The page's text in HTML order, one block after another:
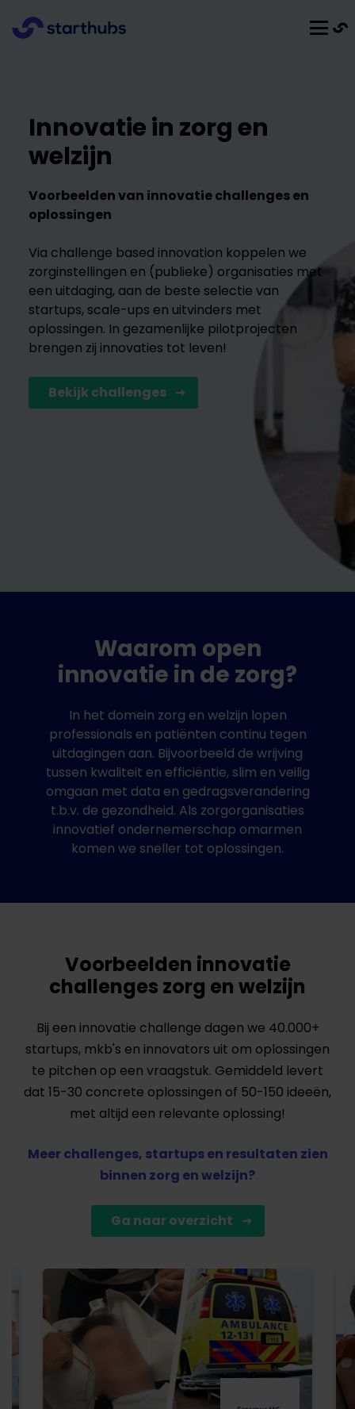
Innovatie in zorg en
welzijn
Voorbeelden van innovatie challenges en
oplossingen
Via challenge based innovation koppelen we
zorginstellingen en (publieke) organisaties met
een uitdaging, aan de beste selectie van
startups, scale-ups en uitvinders met
oplossingen. In gezamenlijke pilotprojecten
brengen zij innovaties tot leven!
Bekijk challenges
Waarom open
innovatie in de zorg?
In het domein zorg en welzijn lopen
professionals en patiënten continu tegen
uitdagingen aan. Bijvoorbeeld de wrijving
tussen kwaliteit en efficiëntie, slim en veilig
omgaan met data en gedragsverandering
t.b.v. de gezondheid. Als zorgorganisaties
innovatief ondernemerschap omarmen
komen we sneller tot oplossingen.
Voorbeelden innovatie
challenges zorg en welzijn
Bij een innovatie challenge dagen we 40.000+
startups, mkb's en innovators uit om oplossingen
te pitchen op een vraagstuk. Gemiddeld levert
dat 15-30 concrete oplossingen of 50-150 ideeën,
met altijd een relevante oplossing!
Meer challenges, startups en resultaten zien
binnen zorg en welzijn?
Ga naar overzicht